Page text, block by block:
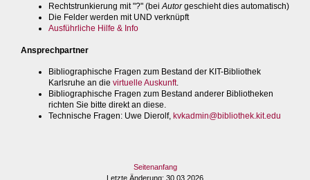
Rechtstrunkierung mit "?" (bei Autorgeschieht dies automatisch)
Die Felder werden mit UND verknüpft
Ausführliche Hilfe & Info
Ansprechpartner
Bibliographische Fragen zum Bestand der KIT-Bibliothek
Karlsruhe an die virtuelle Auskunft.
Bibliographische Fragen zum Bestand anderer Bibliotheken
richten Sie bitte direkt an diese.
Technische Fragen: Uwe Dierolf, kvkadmin@bibliothek.kit.edu
Seitenanfang
Letzte Änderung: 30.03.2026